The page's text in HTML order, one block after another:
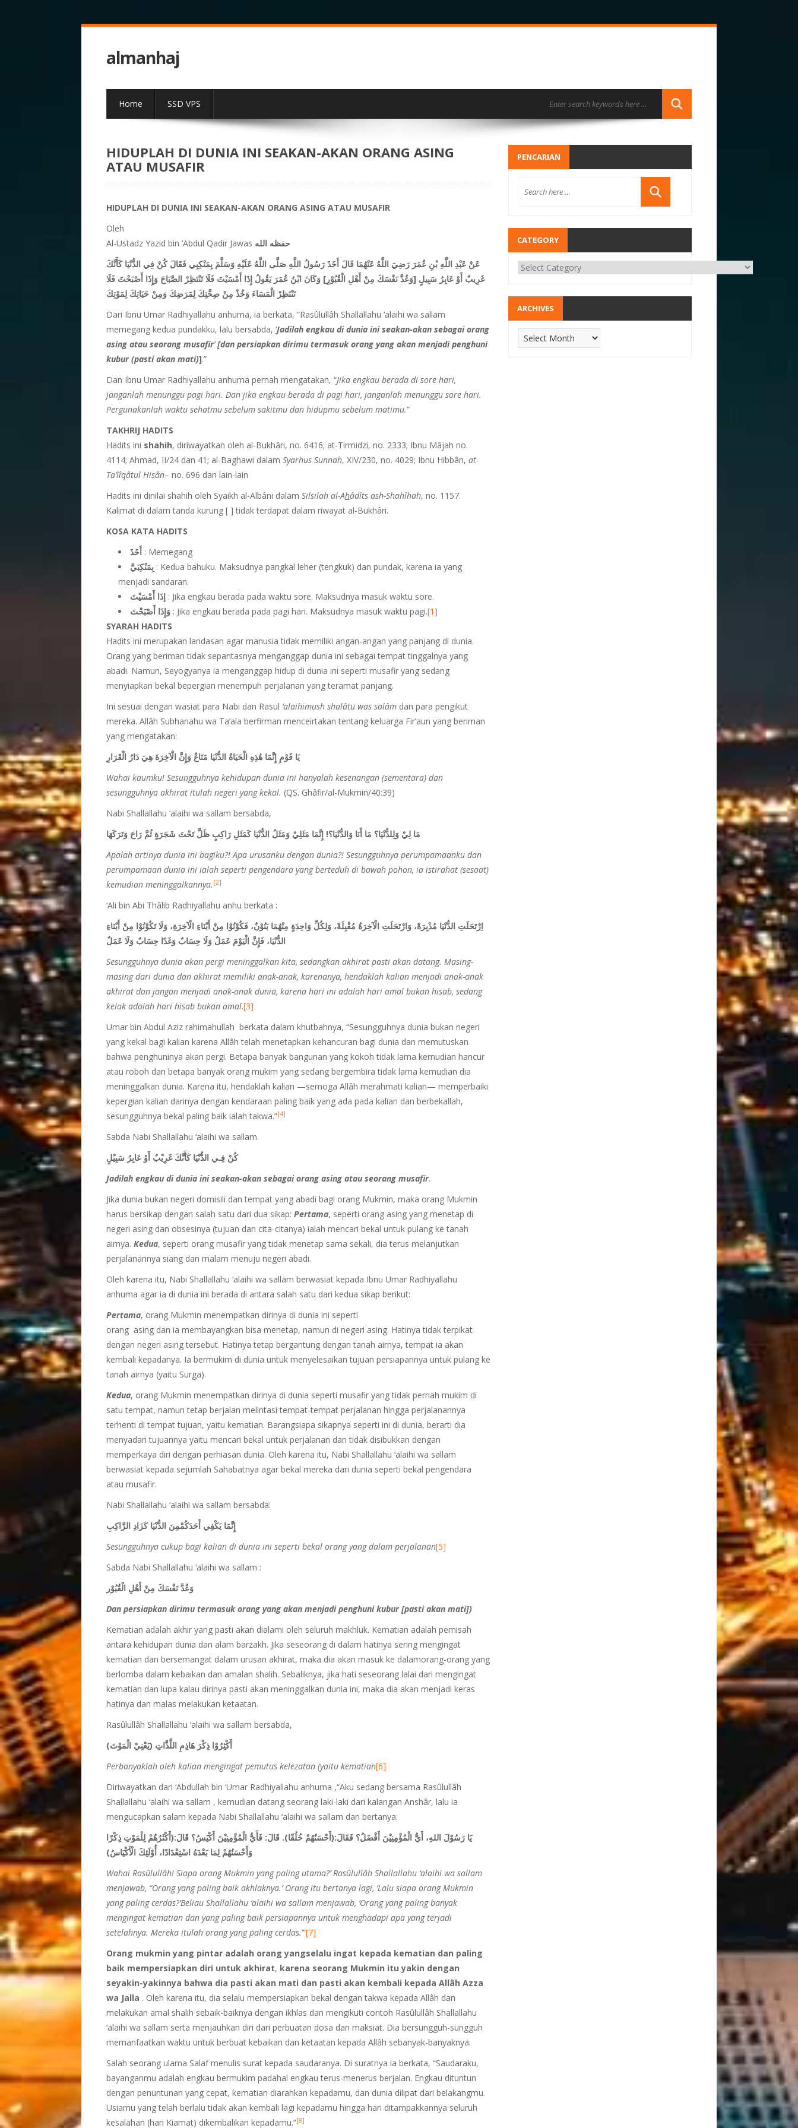
almanhaj
Home SSD VPS
HIDUPLAH DI DUNIA INI SEAKAN-AKAN ORANG ASING
ATAU MUSAFIR
HIDUPLAH DI DUNIA INI SEAKAN-AKAN ORANG ASING ATAU MUSAFIR
Oleh
Al-Ustadz Yazid bin ‘Abdul Qadir Jawas حفظه الله
عَنْ عَبْدِ اللَّهِ بْنِ عُمَرَ رَضِيَ اللَّهُ عَنْهُمَا قَالَ أَخَذَ رَسُولُ اللَّهِ صَلَّى اللَّهُ عَلَيْهِ وَسَلَّمَ بِمَنْكِبِي فَقَالَ كُنْ فِي الدُّنْيَا كَأَنَّكَ
غَرِيبٌ أَوْ عَابِرُ سَبِيلٍ [وَعُدَّ نَفْسَكَ مِنْ أَهْلِ الْقُبُوْرِ] وَكَانَ ابْنُ عُمَرَ يَقُولُ إِذَا أَمْسَيْتَ فَلَا تَنْتَظِرْ الصَّبَاحَ وَإِذَا أَصْبَحْتَ فَلَا
تَنْتَظِرْ الْمَسَاءَ وَخُذْ مِنْ صِحَّتِكَ لِمَرَضِكَ وَمِنْ حَيَاتِكَ لِمَوْتِكَ
Dari Ibnu Umar Radhiyallahu anhuma, ia berkata, “Rasûlullâh Shallallahu ‘alaihi wa sallam
memegang kedua pundakku, lalu bersabda, ‘Jadilah engkau di dunia ini seakan-akan sebagai orang
asing atau seorang musafir’[dan persiapkan dirimu termasuk orang yang akan menjadi penghuni
kubur (pasti akan mati)].”
Dan Ibnu Umar Radhiyallahu anhuma pernah mengatakan, “Jika engkau berada di sore hari,
janganlah menunggu pagi hari. Dan jika engkau berada di pagi hari, janganlah menunggu sore hari.
Pergunakanlah waktu sehatmu sebelum sakitmu dan hidupmu sebelum matimu.”
TAKHRIJ HADITS
Hadits ini shahih, diriwayatkan oleh al-Bukhâri, no. 6416; at-Tirmidzi, no. 2333; Ibnu Mâjah no.
4114; Ahmad, II/24 dan 41; al-Baghawi dalam Syarhus Sunnah, XIV/230, no. 4029; Ibnu Hibbân, at-
Ta’lîqâtul Hisân– no. 696 dan lain-lain
Hadits ini dinilai shahih oleh Syaikh al-Albâni dalam Silsilah al-Ahâdîts ash-Shahîhah, no. 1157.
Kalimat di dalam tanda kurung [ ] tidak terdapat dalam riwayat al-Bukhâri.
KOSA KATA HADITS
أَخَذَ: Memegang
بِمَنْكِبَيَّ: Kedua bahuku. Maksudnya pangkal leher (tengkuk) dan pundak, karena ia yang
menjadi sandaran.
إذَا أَمْسَيْتَ : Jika engkau berada pada waktu sore. Maksudnya masuk waktu sore.
وَإِذَا أَصْبَحْتَ: Jika engkau berada pada pagi hari. Maksudnya masuk waktu pagi.[1]
SYARAH HADITS
Hadits ini merupakan landasan agar manusia tidak memiliki angan-angan yang panjang di dunia.
Orang yang beriman tidak sepantasnya menganggap dunia ini sebagai tempat tinggalnya yang
abadi. Namun, Seyogyanya ia menganggap hidup di dunia ini seperti musafir yang sedang
menyiapkan bekal bepergian menempuh perjalanan yang teramat panjang.
Ini sesuai dengan wasiat para Nabi dan Rasul ‘alaihimush shalâtu was salâm dan para pengikut
mereka. Allâh Subhanahu wa Ta’ala berfirman menceirtakan tentang keluarga Fir’aun yang beriman
yang mengatakan:
يَا قَوْمِ إِنَّمَا هَٰذِهِ الْحَيَاةُ الدُّنْيَا مَتَاعٌ وَإِنَّ الْآخِرَةَ هِيَ دَارُ الْقَرَارِ
Wahai kaumku! Sesungguhnya kehidupan dunia ini hanyalah kesenangan (sementara) dan
sesungguhnya akhirat itulah negeri yang kekal. (QS. Ghâfir/al-Mukmin/40:39)
Nabi Shallallahu ‘alaihi wa sallam bersabda,
مَا لِيْ وَلِلدُّنْيَا؟ مَا أَنَا وَالدُّنْيَا؟! إِنَّمَا مَثَلِيْ وَمَثَلُ الدُّنْيَا كَمَثَلِ رَاكِبٍ ظَلَّ تَحْتَ شَجَرَةٍ ثُمَّ رَاحَ وَتَرَكَهَا
Apalah artinya dunia ini bagiku?! Apa urusanku dengan dunia?! Sesungguhnya perumpamaanku dan
perumpamaan dunia ini ialah seperti pengendara yang berteduh di bawah pohon, ia istirahat (sesaat)
kemudian meninggalkannya. [2]
‘Ali bin Abi Thâlib Radhiyallahu anhu berkata :
اِرْتَحَلَتِ الدُّنْيَا مُدْبِرَةً، وَارْتَحَلَتِ الْآخِرَةُ مُقْبِلَةً، وَلِكُلِّ وَاحِدَةٍ مِنْهُمَا بَنُوْنٌ، فَكُوْنُوْا مِنْ أَبْنَاءِ الْآخِرَةِ، وَلَا تَكُوْنُوْا مِنْ أَبْنَاءِ
الدُّنْيَا، فَإِنَّ الْيَوْمَ عَمَلٌ وَلَا حِسَابٌ وَغَدًا حِسَابٌ وَلَا عَمَلٌ
Sesungguhnya dunia akan pergi meninggalkan kita, sedangkan akhirat pasti akan datang. Masing-
masing dari dunia dan akhirat memiliki anak-anak, karenanya, hendaklah kalian menjadi anak-anak
akhirat dan jangan menjadi anak-anak dunia, karena hari ini adalah hari amal bukan hisab, sedang
kelak adalah hari hisab bukan amal.[3]
Umar bin Abdul Aziz rahimahullah berkata dalam khutbahnya, “Sesungguhnya dunia bukan negeri
yang kekal bagi kalian karena Allâh telah menetapkan kehancuran bagi dunia dan memutuskan
bahwa penghuninya akan pergi. Betapa banyak bangunan yang kokoh tidak lama kemudian hancur
atau roboh dan betapa banyak orang mukim yang sedang bergembira tidak lama kemudian dia
meninggalkan dunia. Karena itu, hendaklah kalian —semoga Allâh merahmati kalian— memperbaiki
kepergian kalian darinya dengan kendaraan paling baik yang ada pada kalian dan berbekallah,
sesungguhnya bekal paling baik ialah takwa.”[4]
Sabda Nabi Shallallahu ‘alaihi wa sallam.
كُنْ فِـي الدُّنْيَا كَأَنَّكَ غَرِيْبٌ أَوْ عَابِرُ سَبِيْلٍ
Jadilah engkau di dunia ini seakan-akan sebagai orang asing atau seorang musafir.
Jika dunia bukan negeri domisili dan tempat yang abadi bagi orang Mukmin, maka orang Mukmin
harus bersikap dengan salah satu dari dua sikap: Pertama, seperti orang asing yang menetap di
negeri asing dan obsesinya (tujuan dan cita-citanya) ialah mencari bekal untuk pulang ke tanah
airnya. Kedua, seperti orang musafir yang tidak menetap sama sekali, dia terus melanjutkan
perjalanannya siang dan malam menuju negeri abadi.
Oleh karena itu, Nabi Shallallahu ‘alaihi wa sallam berwasiat kepada Ibnu Umar Radhiyallahu
anhuma agar ia di dunia ini berada di antara salah satu dari kedua sikap berikut:
Pertama, orang Mukmin menempatkan dirinya di dunia ini seperti
orang asing dan ia membayangkan bisa menetap, namun di negeri asing. Hatinya tidak terpikat
dengan negeri asing tersebut. Hatinya tetap bergantung dengan tanah airnya, tempat ia akan
kembali kepadanya. Ia bermukim di dunia untuk menyelesaikan tujuan persiapannya untuk pulang ke
tanah airnya (yaitu Surga).
Kedua, orang Mukmin menempatkan dirinya di dunia seperti musafir yang tidak pernah mukim di
satu tempat, namun tetap berjalan melintasi tempat-tempat perjalanan hingga perjalanannya
terhenti di tempat tujuan, yaitu kematian. Barangsiapa sikapnya seperti ini di dunia, berarti dia
menyadari tujuannya yaitu mencari bekal untuk perjalanan dan tidak disibukkan dengan
memperkaya diri dengan perhiasan dunia. Oleh karena itu, Nabi Shallallahu ‘alaihi wa sallam
berwasiat kepada sejumlah Sahabatnya agar bekal mereka dari dunia seperti bekal pengendara
atau musafir.
Nabi Shallallahu ‘alaihi wa sallam bersabda:
إِنَّمَا يَكْفِي أَحَدَكُمْمِنَ الدُّنْيَا كَزَادِ الرَّاكِبِ
Sesungguhnya cukup bagi kalian di dunia ini seperti bekal orang yang dalam perjalanan[5]
Sabda Nabi Shallallahu ‘alaihi wa sallam :
وَعُدَّ نَفْسَكَ مِنْ أَهْلِ الْقُبُوْر
Dan persiapkan dirimu termasuk orang yang akan menjadi penghuni kubur [pasti akan mati])
Kematian adalah akhir yang pasti akan dialami oleh seluruh makhluk. Kematian adalah pemisah
antara kehidupan dunia dan alam barzakh. Jika seseorang di dalam hatinya sering mengingat
kematian dan bersemangat dalam urusan akhirat, maka dia akan masuk ke dalamorang-orang yang
berlomba dalam kebaikan dan amalan shalih. Sebaliknya, jika hati seseorang lalai dari mengingat
kematian dan lupa kalau dirinya pasti akan meninggalkan dunia ini, maka dia akan menjadi keras
hatinya dan malas melakukan ketaatan.
Rasûlullâh Shallallahu ‘alaihi wa sallam bersabda,
أَكْثِرُوْا ذِكْرَ هَاذِمِ اللَّذَّاتِ (يَعْنِيْ الْمَوْتَ)
Perbanyaklah oleh kalian mengingat pemutus kelezatan (yaitu kematian[6]
Diriwayatkan dari ‘Abdullah bin ‘Umar Radhiyallahu anhuma ,“Aku sedang bersama Rasûlullâh
Shallallahu ‘alaihi wa sallam , kemudian datang seorang laki-laki dari kalangan Anshâr, lalu ia
mengucapkan salam kepada Nabi Shallallahu ‘alaihi wa sallam dan bertanya:
يَا رَسُوْلَ اللهِ، أَيُّ الْمُؤْمِنِيْنَ أَفْضَلُ؟ فَقَالَ:(أَحْسَنُهُمْ خُلُقًا). قَالَ: فَأَيُّ الْمُؤْمِنِيْنَ أَكْيَسُ؟ قَالَ:(أَكْثَرُهُمْ لِلْمَوْتِ ذِكْرًا
وَأَحْسَنُهُمْ لِمَا بَعْدَهُ اسْتِعْدَادًا، أُوْلَئِكَ الْأَكْيَاسُ)
Wahai Rasûlullâh! Siapa orang Mukmin yang palingutama?’ Rasûlullâh Shallallahu ‘alaihi wa sallam
menjawab, “Orang yang paling baik akhlaknya.’ Orang itu bertanya lagi, ‘Lalu siapa orang Mukmin
yang paling cerdas?’Beliau Shallallahu ‘alaihi wa sallam menjawab, ‘Orang yang paling banyak
mengingat kematian dan yang paling baik persiapannya untuk menghadapi apa yang terjadi
setelahnya. Mereka itulah orang yang paling cerdas.’”[7]
Orang mukmin yang pintar adalah orang yangselalu ingat kepada kematian dan paling
baik mempersiapkan diri untuk akhirat, karena seorang Mukmin itu yakin dengan
seyakin-yakinnya bahwa dia pasti akan mati dan pasti akan kembali kepada Allâh Azza
wa Jalla . Oleh karena itu, dia selalu mempersiapkan bekal dengan takwa kepada Allâh dan
melakukan amal shalih sebaik-baiknya dengan ikhlas dan mengikuti contoh Rasûlullâh Shallallahu
‘alaihi wa sallam serta menjauhkan diri dari perbuatan dosa dan maksiat. Dia bersungguh-sungguh
memanfaatkan waktu untuk berbuat kebaikan dan ketaatan kepada Allâh sebanyak-banyaknya.
Salah seorang ulama Salaf menulis surat kepada saudaranya. Di suratnya ia berkata, “Saudaraku,
bayanganmu adalah engkau bermukim padahal engkau terus-menerus berjalan. Engkau dituntun
dengan penuntunan yang cepat, kematian diarahkan kepadamu, dan dunia dilipat dari belakangmu.
Usiamu yang telah berlalu tidak akan kembali lagi kepadamu hingga hari ditampakkannya seluruh
kesalahan (hari Kiamat) dikembalikan kepadamu.”[8]
PENCARIAN
CATEGORY
ARCHIVES